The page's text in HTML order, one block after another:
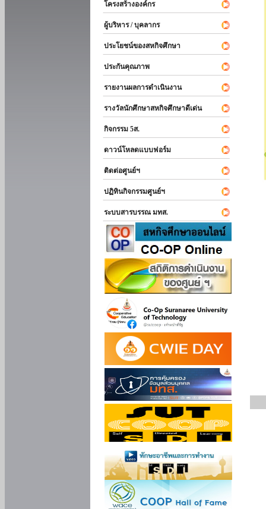
โครงสร้างองค์กร
ผู้บริหาร / บุคลากร
ประโยชน์ของสหกิจศึกษา
ประกันคุณภาพ
รายงานผลการดำเนินงาน
รางวัลนักศึกษาสหกิจศึกษาดีเด่น
กิจกรรม 5ส.
ดาวน์โหลดแบบฟอร์ม
ติดต่อศูนย์ฯ
ปฏิทินกิจกรรมศูนย์ฯ
ระบบสารบรรณ มทส.